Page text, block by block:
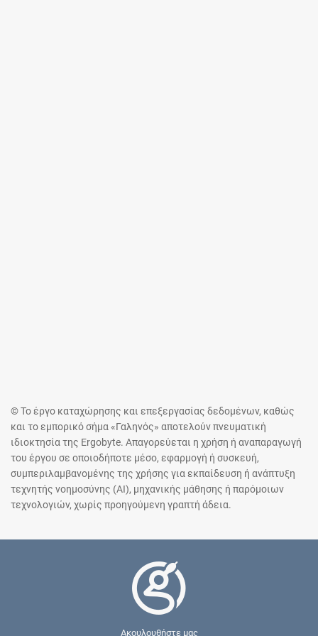
© Το έργο καταχώρησης και επεξεργασίας δεδομένων, καθώς
και το εμπορικό σήμα «Γαληνός» αποτελούν πνευματική
ιδιοκτησία της Ergobyte. Απαγορεύεται η χρήση ή αναπαραγωγή
του έργου σε οποιοδήποτε μέσο, εφαρμογή ή συσκευή,
συμπεριλαμβανομένης της χρήσης για εκπαίδευση ή ανάπτυξη
τεχνητής νοημοσύνης (AI), μηχανικής μάθησης ή παρόμοιων
τεχνολογιών, χωρίς προηγούμενη γραπτή άδεια.
Ακουλουθήστε μας